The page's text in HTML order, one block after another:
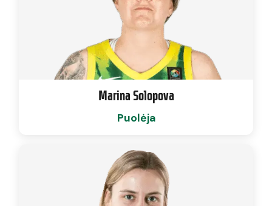
Marina Solopova
Puolėja